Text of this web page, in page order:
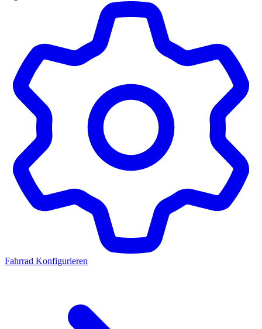
Fahrrad Konfigurieren